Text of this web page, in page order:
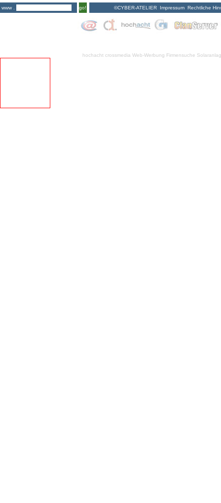
www .
go! ©CYBER-ATELIER Impressum Rechtliche
hochacht crossmedia Web-Werbung Firmensuche